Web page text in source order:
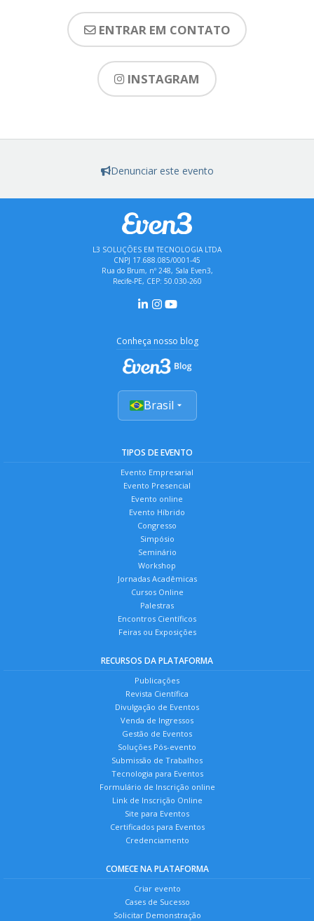
ENTRAR EM CONTATO
INSTAGRAM
Denunciar este evento
L3 SOLUÇÕES EM TECNOLOGIA LTDA
CNPJ 17.688.085/0001-45
Rua do Brum, nº 248, Sala Even3,
Recife-PE, CEP: 50.030-260
Conheça nosso blog
Brasil
TIPOS DE EVENTO
Evento Empresarial
Evento Presencial
Evento online
Evento Híbrido
Congresso
Simpósio
Seminário
Workshop
Jornadas Acadêmicas
Cursos Online
Palestras
Encontros Científicos
Feiras ou Exposições
RECURSOS DA PLATAFORMA
Publicações
Revista Científica
Divulgação de Eventos
Venda de Ingressos
Gestão de Eventos
Soluções Pós-evento
Submissão de Trabalhos
Tecnologia para Eventos
Formulário de Inscrição online
Link de Inscrição Online
Site para Eventos
Certificados para Eventos
Credenciamento
COMECE NA PLATAFORMA
Criar evento
Cases de Sucesso
Solicitar Demonstração